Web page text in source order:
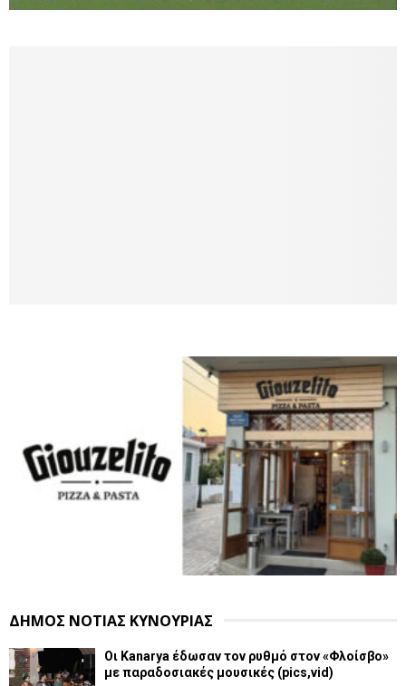
ΔΗΜΟΣ ΝΟΤΙΑΣ ΚΥΝΟΥΡΙΑΣ
Οι Kanarya έδωσαν τον ρυθμό στον «Φλοίσβο»
με παραδοσιακές μουσικές (pics,vid)